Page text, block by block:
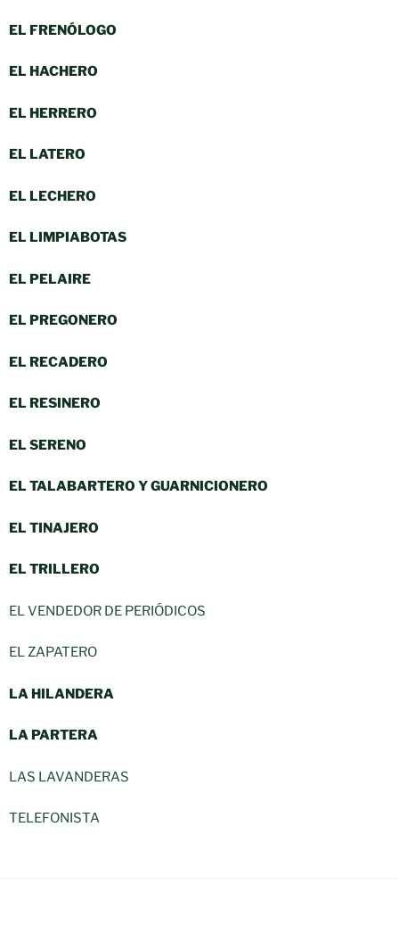
EL FRENÓLOGO
EL HACHERO
EL HERRERO
EL LATERO
EL LECHERO
EL LIMPIABOTAS
EL PELAIRE
EL PREGONERO
EL RECADERO
EL RESINERO
EL SERENO
EL TALABARTERO Y GUARNICIONERO
EL TINAJERO
EL TRILLERO
EL VENDEDOR DE PERIÓDICOS
EL ZAPATERO
LA HILANDERA
LA PARTERA
LAS LAVANDERAS
TELEFONISTA